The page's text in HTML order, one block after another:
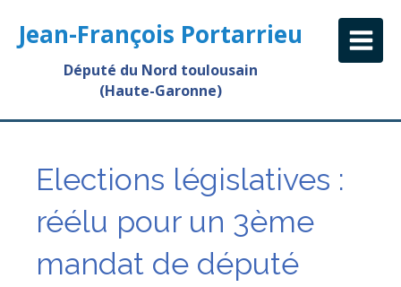
Jean-François Portarrieu
Député du Nord toulousain
(Haute-Garonne)
Elections législatives :
réélu pour un 3ème
mandat de député